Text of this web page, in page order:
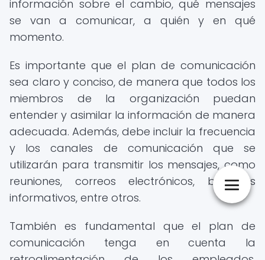
información sobre el cambio, qué mensajes
se van a comunicar, a quién y en qué
momento.
Es importante que el plan de comunicación
sea claro y conciso, de manera que todos los
miembros de la organización puedan
entender y asimilar la información de manera
adecuada. Además, debe incluir la frecuencia
y los canales de comunicación que se
utilizarán para transmitir los mensajes, como
reuniones, correos electrónicos, boletines
informativos, entre otros.
También es fundamental que el plan de
comunicación tenga en cuenta la